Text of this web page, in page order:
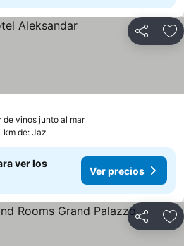
Compartir
de vinos junto al marVer precios
km de: Jaz
ver los
Ver precios
Compartir